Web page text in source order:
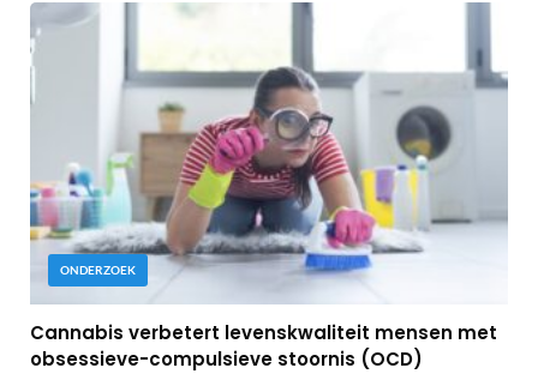
ONDERZOEK
Cannabis verbetert levenskwaliteit mensen met
obsessieve-compulsieve stoornis (OCD)